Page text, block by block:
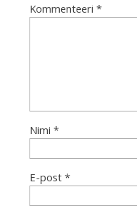
Kommenteeri *
Nimi *
E-post *